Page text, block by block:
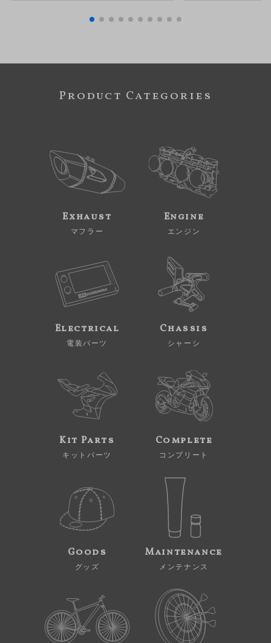
Product Categories
Exhaust
マフラー
Engine
エンジン
Electrical
電装パーツ
Chassis
シャーシ
Kit Parts
キットパーツ
Complete
コンプリート
Goods
グッズ
Maintenance
メンテナンス